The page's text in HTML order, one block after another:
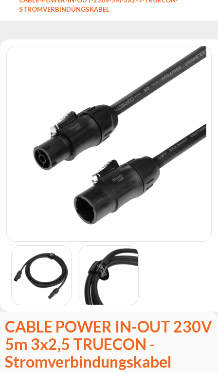
Reflektoren
Retro
Nachricht
Satzung
Kontakt
Karriere
Serviceanfrage
Rücksendung
Produkts
nach dem
Test
Leasing
STROMVERBINDUNGSKABEL
CABLE POWER IN-OUT 230V
5m 3x2,5 TRUECON -
Stromverbindungskabel